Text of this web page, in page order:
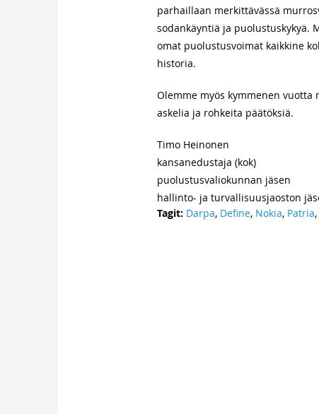
parhaillaan merkittävässä
sodankäyntiä ja puolustuskykyä.
omat puolustusvoimat kaikkine
historia.
Olemme myös kymmenen
askelia ja rohkeita päätöksiä.
Timo Heinonen
kansanedustaja (kok)
puolustusvaliokunnan jäsen
hallinto- ja turvallisuusjaoston
Tagit: Darpa, Define, Nokia, Patria,